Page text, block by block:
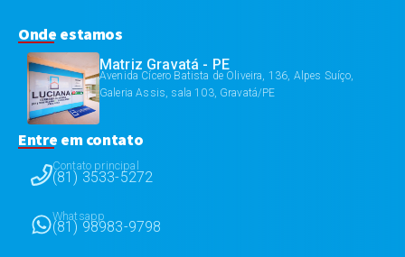
Onde estamos
Matriz Gravatá - PE
Avenida Cícero Batista de Oliveira, 136, Alpes Suíço,
Galeria Assis, sala 103, Gravatá/PE
Entre em contato
Contato principal
(81) 3533-5272
Whatsapp
(81) 98983-9798